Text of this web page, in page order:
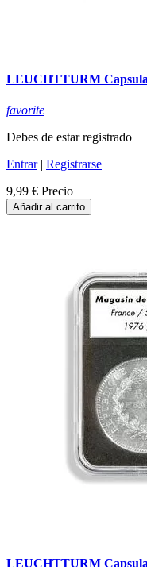
LEUCHTTURM
favorite
Debes de estar registrado
Entrar| Registrarse
9,99 € Precio
Añadir al carrito
LEUCHTTURM